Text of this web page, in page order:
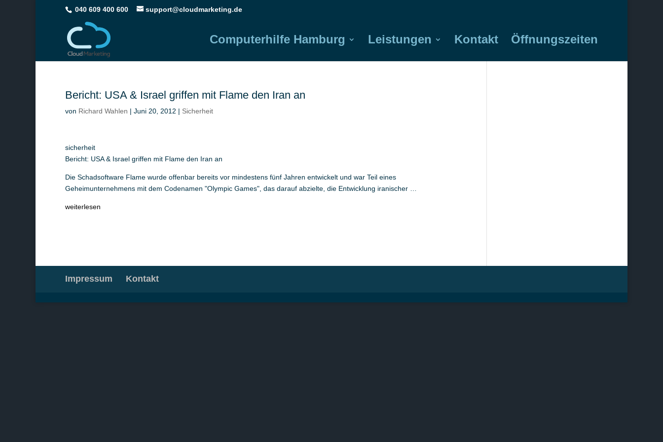
040 609 400 600 support@cloudmarketing.de
Computerhilfe Hamburg Leistungen Kontakt Öffnungszeiten
Bericht: USA & Israel griffen mit Flame den Iran an
von Richard Wahlen | Juni 20, 2012 | Sicherheit
sicherheit
Bericht: USA & Israel griffen mit Flame den Iran an
Die Schadsoftware Flame wurde offenbar bereits vor mindestens fünf Jahren entwickelt und war Teil eines
Geheimunternehmens mit dem Codenamen "Olympic Games", das darauf abzielte, die Entwicklung iranischer …
weiterlesen
Impressum Kontakt